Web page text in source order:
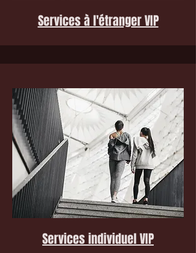
Services à l'étranger VIP
Services individuel VIP